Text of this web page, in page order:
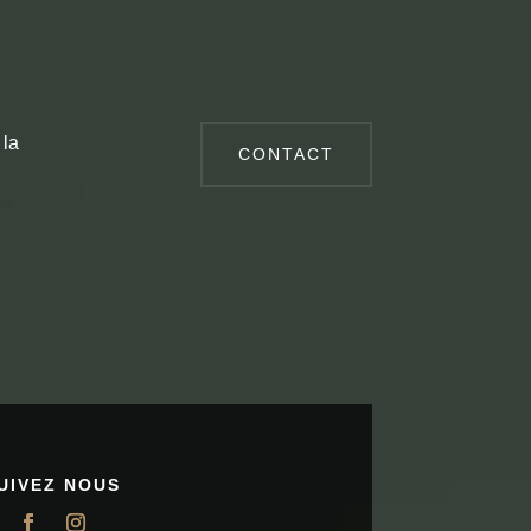
la
CONTACT
NOUS